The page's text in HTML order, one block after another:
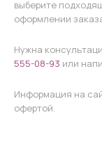
выберите
оформлении
Нужна
555-08-93 или
Информация на
офертой.